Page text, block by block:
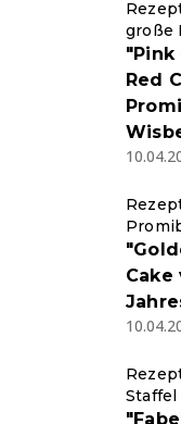
große
"Pink
Red
Staffel